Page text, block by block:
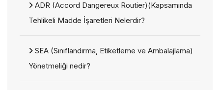
ADR (Accord Dangereux Routier)(Kapsamında
Tehlikeli Madde İşaretleri Nelerdir?
SEA (Sınıflandırma, Etiketleme ve Ambalajlama)
Yönetmeliği nedir?